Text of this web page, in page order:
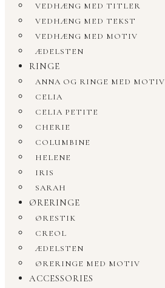
VEDHÆNG MED TITLER
VEDHÆNG MED TEKST
VEDHÆNG MED MOTIV
ÆDELSTEN
RINGE
ANNA OG RINGE MED MOTIV
CELIA
CELIA PETITE
CHERIE
COLUMBINE
HELENE
IRIS
SARAH
ØRERINGE
ØRESTIK
CREOL
ÆDELSTEN
ØRERINGE MED MOTIV
ACCESSORIES